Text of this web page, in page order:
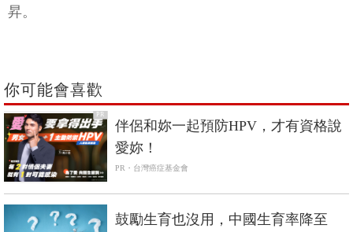
昇。
你可能會喜歡
PR
伴侶和妳一起預防HPV，才有資格說
愛妳！
PR・台灣癌症基金會
鼓勵生育也沒用，中國生育率降至